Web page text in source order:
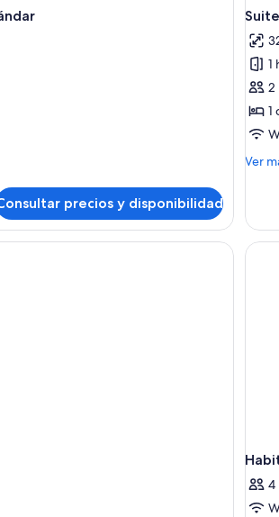
precios y disponibilidad
1
2
1
Ver
Más
junior
4